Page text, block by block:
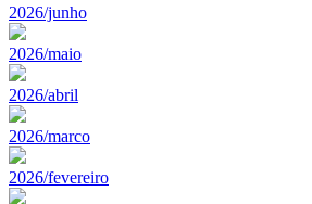
2026/junho
2026/maio
2026/abril
2026/marco
2026/fevereiro